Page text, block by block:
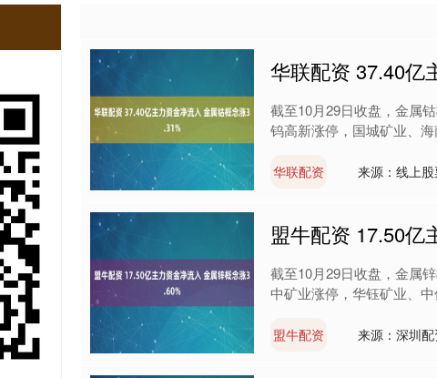
华联配资 37.40亿
截至10月29日收盘，金属
钨高新涨停，国城矿业、
华联配资 来源：线上
盟牛配资 17.50亿
截至10月29日收盘，金属
中矿业涨停，华钰矿业、
盟牛配资 来源：深圳